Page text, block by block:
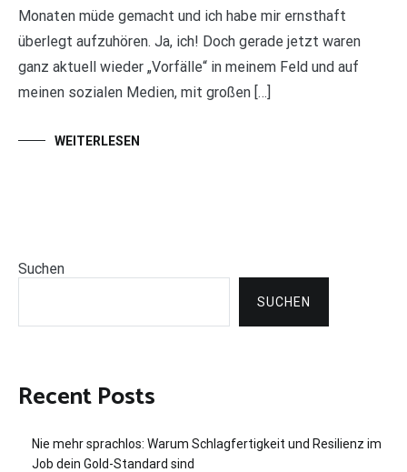
Monaten müde gemacht und ich habe mir ernsthaft
überlegt aufzuhören. Ja, ich! Doch gerade jetzt waren
ganz aktuell wieder „Vorfälle“ in meinem Feld und auf
meinen sozialen Medien, mit großen […]
WEITERLESEN
Suchen
SUCHEN
Recent Posts
Nie mehr sprachlos: Warum Schlagfertigkeit und Resilienz im
Job dein Gold-Standard sind